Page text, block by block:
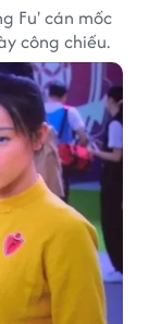
Fu' cán mốc
công chiếu.